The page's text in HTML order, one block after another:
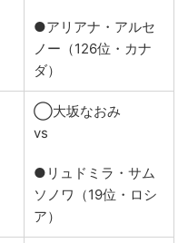
●アリアナ・アルセ
ノー（126位・カナ
ダ）
◯大坂なおみ
vs
●リュドミラ・サム
ソノワ（19位・ロシ
ア）